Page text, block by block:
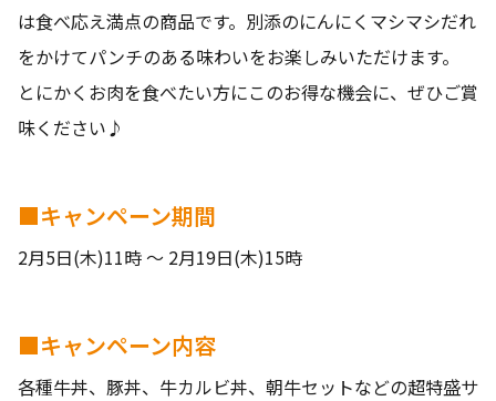
は食べ応え満点の商品です。別添のにんにくマシマシだれ
をかけてパンチのある味わいをお楽しみいただけます。
とにかくお肉を食べたい方にこのお得な機会に、ぜひご賞
味ください♪
■キャンペーン期間
2月5日(木)11時 ～ 2月19日(木)15時
■キャンペーン内容
各種牛丼、豚丼、牛カルビ丼、朝牛セットなどの超特盛サ